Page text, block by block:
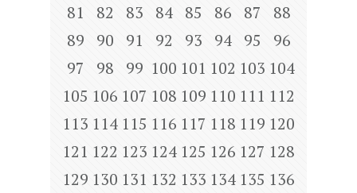
81
82 83 84 85 86 87
88
89
90 91 92 93 94 95
96
97
98 99 100 101 102 103 104
105 106 107 108 109 110 111 112
113 114 115 116 117 118 119 120
121 122 123 124 125 126 127 128
129 130 131 132 133 134 135 136